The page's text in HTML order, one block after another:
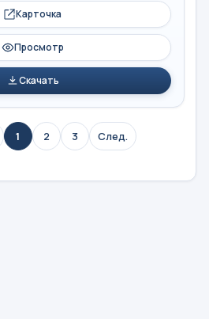
Карточка
Просмотр
Скачать
1 2 3 След.